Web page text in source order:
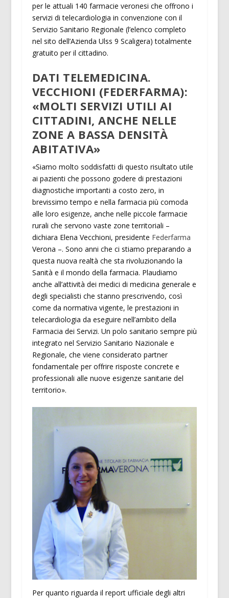
per le attuali 140 farmacie veronesi che offrono i
servizi di telecardiologia in convenzione con il
Servizio Sanitario Regionale (l’elenco completo
nel sito dell’Azienda Ulss 9 Scaligera) totalmente
gratuito per il cittadino.
DATI TELEMEDICINA.
VECCHIONI (FEDERFARMA):
«MOLTI SERVIZI UTILI AI
CITTADINI, ANCHE NELLE
ZONE A BASSA DENSITÀ
ABITATIVA»
«Siamo molto soddisfatti di questo risultato utile
ai pazienti che possono godere di prestazioni
diagnostiche importanti a costo zero, in
brevissimo tempo e nella farmacia più comoda
alle loro esigenze, anche nelle piccole farmacie
rurali che servono vaste zone territoriali –
dichiara Elena Vecchioni, presidente Federfarma
Verona –. Sono anni che ci stiamo preparando a
questa nuova realtà che sta rivoluzionando la
Sanità e il mondo della farmacia. Plaudiamo
anche all’attività dei medici di medicina generale e
degli specialisti che stanno prescrivendo, così
come da normativa vigente, le prestazioni in
telecardiologia da eseguire nell’ambito della
Farmacia dei Servizi. Un polo sanitario sempre più
integrato nel Servizio Sanitario Nazionale e
Regionale, che viene considerato partner
fondamentale per offrire risposte concrete e
professionali alle nuove esigenze sanitarie del
territorio».
Per quanto riguarda il report ufficiale degli altri